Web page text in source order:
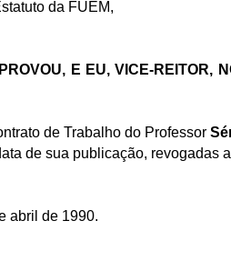
da FUEM,
E EU, VICE-REITOR,
de Trabalho do Professor
de sua publicação, revogadas
abril de 1990.